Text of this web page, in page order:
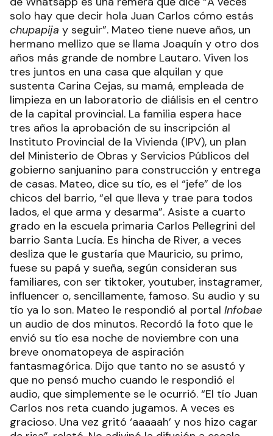
solo hay que decir hola Juan Carlos cómo estás
chupapija y seguir”. Mateo tiene nueve años, un
hermano mellizo que se llama Joaquín y otro dos
años más grande de nombre Lautaro. Viven los
tres juntos en una casa que alquilan y que
sustenta Carina Cejas, su mamá, empleada de
limpieza en un laboratorio de diálisis en el centro
de la capital provincial. La familia espera hace
tres años la aprobación de su inscripción al
Instituto Provincial de la Vivienda (IPV), un plan
del Ministerio de Obras y Servicios Públicos del
gobierno sanjuanino para construcción y entrega
de casas. Mateo, dice su tío, es el “jefe” de los
chicos del barrio, “el que lleva y trae para todos
lados, el que arma y desarma”. Asiste a cuarto
grado en la escuela primaria Carlos Pellegrini del
barrio Santa Lucía. Es hincha de River, a veces
desliza que le gustaría que Mauricio, su primo,
fuese su papá y sueña, según consideran sus
familiares, con ser tiktoker, youtuber, instagramer,
influencer o, sencillamente, famoso. Su audio y su
tío ya lo son. Mateo le respondió al portal Infobae
un audio de dos minutos. Recordó la foto que le
envió su tío esa noche de noviembre con una
breve onomatopeya de aspiración
fantasmagórica. Dijo que tanto no se asustó y
que no pensó mucho cuando le respondió el
audio, que simplemente se le ocurrió. “El tío Juan
Carlos nos reta cuando jugamos. A veces es
gracioso. Una vez gritó ‘aaaaah’ y nos hizo cagar